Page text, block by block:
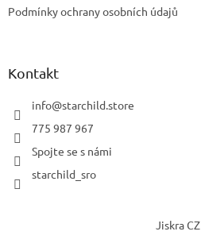
Podmínky ochrany osobních údajů
Kontakt
info@starchild.store
775 987 967
Spojte se s námi
starchild_sro
Jiskra CZ